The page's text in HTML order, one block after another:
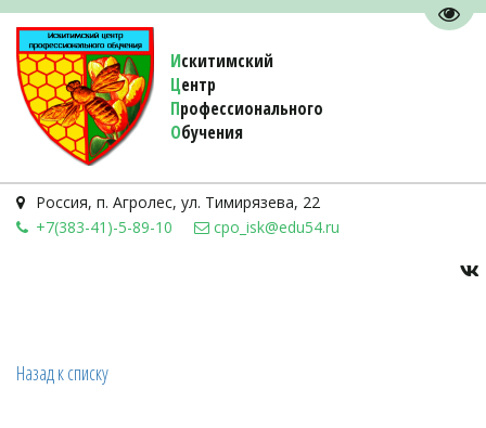
Искитимский
Центр
Профессионального
Обучения
Россия, п. Агролес, ул. Тимирязева, 22
+7(383-41)-5-89-10
cpo_isk@edu54.ru
Назад к списку